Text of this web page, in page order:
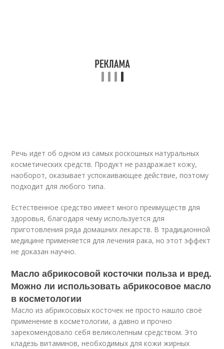
Речь идет об одном из самых роскошных натуральных
косметических средств. Продукт не раздражает кожу,
наоборот, оказывает успокаивающее действие, поэтому
подходит для любого типа.
Естественное средство имеет много преимуществ для
здоровья, благодаря чему используется для
приготовления ряда домашних лекарств. В традиционной
медицине применяется для лечения рака, но этот эффект
не доказан научно.
Масло абрикосовой косточки польза и вред.
Можно ли использовать абрикосовое масло
в косметологии
Масло из абрикосовых косточек не просто нашло своё
применение в косметологии, а давно и прочно
зарекомендовало себя великолепным средством. Это
кладезь витаминов, необходимых для кожи жирных